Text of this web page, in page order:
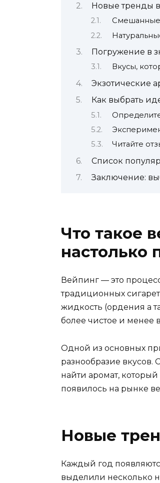
Новые тренды
Смешанные
Погружение в
Вкусы,
Экзотические
Как выбрать
Читайте
Список
Заключение:
Что такое
настолько
Вейпинг — это
традиционных
жидкость (ордения а
более чистое и менее
Одной из основных
разнообразие вкусов.
найти аромат,
появилось на рынке
Новые
Каждый год
выделили несколько